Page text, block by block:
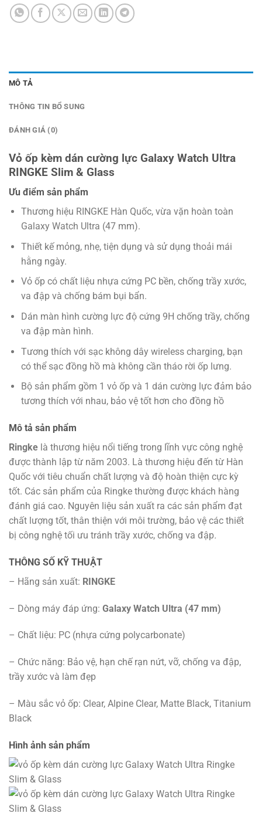
MÔ TẢ
THÔNG TIN BỔ SUNG
ĐÁNH GIÁ (0)
Vỏ ốp kèm dán cường lực Galaxy Watch Ultra
RINGKE Slim & Glass
Ưu điểm sản phẩm
Thương hiệu RINGKE Hàn Quốc, vừa vặn hoàn toàn
Galaxy Watch Ultra (47 mm).
Thiết kế mỏng, nhẹ, tiện dụng và sử dụng thoải mái
hằng ngày.
Vỏ ốp có chất liệu nhựa cứng PC bền, chống trầy xước,
va đập và chống bám bụi bẩn.
Dán màn hình cường lực độ cứng 9H chống trầy, chống
va đập màn hình.
Tương thích với sạc không dây wireless charging, bạn
có thể sạc đồng hồ mà không cần tháo rời ốp lưng.
Bộ sản phẩm gồm 1 vỏ ốp và 1 dán cường lực đảm bảo
tương thích với nhau, bảo vệ tốt hơn cho đồng hồ
Mô tả sản phẩm
Ringke là thương hiệu nổi tiếng trong lĩnh vực công nghệ
được thành lập từ năm 2003. Là thương hiệu đến từ Hàn
Quốc với tiêu chuẩn chất lượng và độ hoàn thiện cực kỳ
tốt. Các sản phẩm của Ringke thường được khách hàng
đánh giá cao. Nguyên liệu sản xuất ra các sản phẩm đạt
chất lượng tốt, thân thiện với môi trường, bảo vệ các thiết
bị công nghệ tối ưu tránh trầy xước, chống va đập.
THÔNG SỐ KỸ THUẬT
– Hãng sản xuất: RINGKE
– Dòng máy đáp ứng: Galaxy Watch Ultra (47 mm)
– Chất liệu: PC (nhựa cứng polycarbonate)
– Chức năng: Bảo vệ, hạn chế rạn nứt, vỡ, chống va đập,
trầy xước và làm đẹp
– Màu sắc vỏ ốp: Clear, Alpine Clear, Matte Black, Titanium
Black
Hình ảnh sản phẩm